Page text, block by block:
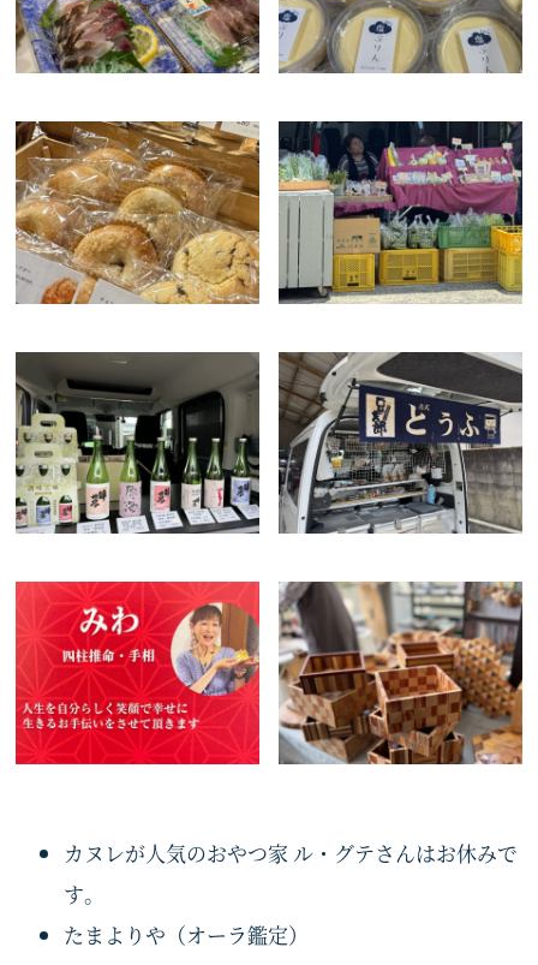
カヌレが人気のおやつ家 ル・グテさんはお休みで
す。
たまよりや（オーラ鑑定）